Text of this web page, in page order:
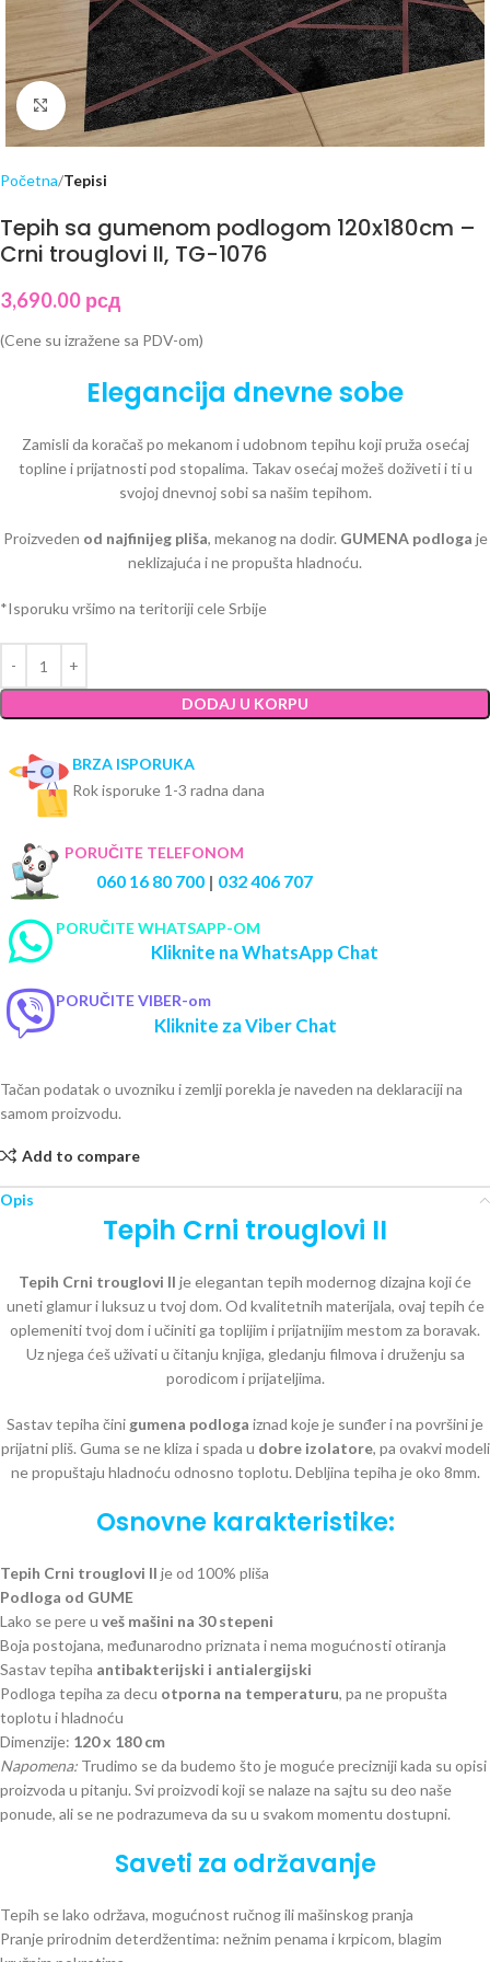
Click to enlarge
Početna Tepisi
Tepih sa gumenom podlogom 120x180cm –
Crni trouglovi II, TG-1076
3,690.00 рсд
(Cene su izražene sa PDV-om)
Elegancija dnevne sobe
Zamisli da koračaš po mekanom i udobnom tepihu koji pruža osećaj
topline i prijatnosti pod stopalima. Takav osećaj možeš doživeti i ti u
svojoj dnevnoj sobi sa našim tepihom.
Proizveden od najfinijeg pliša, mekanog na dodir. GUMENA podloga je
neklizajuća i ne propušta hladnoću.
*Isporuku vršimo na teritoriji cele Srbije
DODAJ U KORPU
BRZA ISPORUKA
Rok isporuke 1-3 radna dana
PORUČITE TELEFONOM
060 16 80 700 | 032 406 707
PORUČITE WHATSAPP-OM
Kliknite na WhatsApp Chat
PORUČITE VIBER-om
Kliknite za Viber Chat
Tačan podatak o uvozniku i zemlji porekla je naveden na deklaraciji na
samom proizvodu.
Add to compare
Opis
Tepih Crni trouglovi II
Tepih Crni trouglovi II je elegantan tepih modernog dizajna koji će
uneti glamur i luksuz u tvoj dom. Od kvalitetnih materijala, ovaj tepih će
oplemeniti tvoj dom i učiniti ga toplijim i prijatnijim mestom za boravak.
Uz njega ćeš uživati u čitanju knjiga, gledanju filmova i druženju sa
porodicom i prijateljima.
Sastav tepiha čini gumena podloga iznad koje je sunđer i na površini je
prijatni pliš. Guma se ne kliza i spada u dobre izolatore, pa ovakvi modeli
ne propuštaju hladnoću odnosno toplotu. Debljina tepiha je oko 8mm.
Osnovne karakteristike:
Tepih Crni trouglovi II je od 100% pliša
Podloga od GUME
Lako se pere u veš mašini na 30 stepeni
Boja postojana, međunarodno priznata i nema mogućnosti otiranja
Sastav tepiha antibakterijski i antialergijski
Podloga tepiha za decu otporna na temperaturu, pa ne propušta
toplotu i hladnoću
Dimenzije: 120 x 180 cm
Napomena: Trudimo se da budemo što je moguće precizniji kada su opisi
proizvoda u pitanju. Svi proizvodi koji se nalaze na sajtu su deo naše
ponude, ali se ne podrazumeva da su u svakom momentu dostupni.
Saveti za održavanje
Tepih se lako održava, mogućnost ručnog ili mašinskog pranja
Pranje prirodnim deterdžentima: nežnim penama i krpicom, blagim